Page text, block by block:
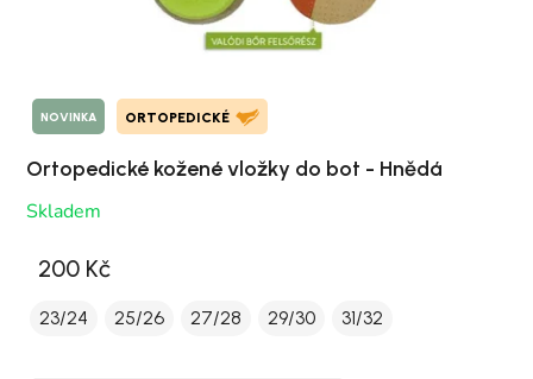
NOVINKA ORTOPEDICKÉ
Ortopedické kožené vložky do bot - Hnědá
Skladem
200 Kč
23/24 25/26 27/28 29/30 31/32